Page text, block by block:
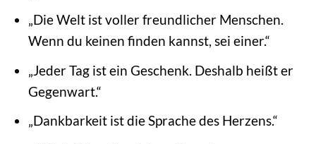
„Die Welt ist voller freundlicher Menschen.
Wenn du keinen finden kannst, sei einer.“
„Jeder Tag ist ein Geschenk. Deshalb heißt er
Gegenwart.“
„Dankbarkeit ist die Sprache des Herzens.“